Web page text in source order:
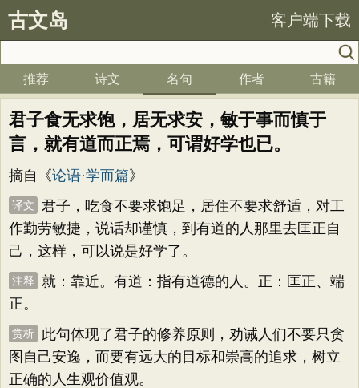
古文岛 客户端下载
推荐 诗文 名句 作者 古籍
君子食无求饱，居无求安，敏于事而慎于
言，就有道而正焉，可谓好学也已。
摘自《论语·学而篇》
译文
君子，吃食不要求饱足，居住不要求舒适，对工
作勤劳敏捷，说话却谨慎，到有道的人那里去匡正自
己，这样，可以说是好学了。
注释
就：靠近。有道：指有道德的人。正：匡正、端
正。
赏析
此句体现了君子的修养原则，劝诫人们不要只贪
图自己安逸，而要有远大的目标和崇高的追求，树立
正确的人生观价值观。